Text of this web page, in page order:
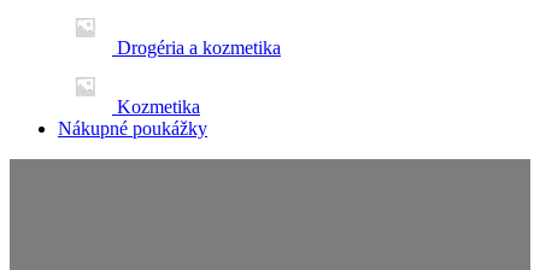
Drogéria a kozmetika
Kozmetika
Nákupné poukážky